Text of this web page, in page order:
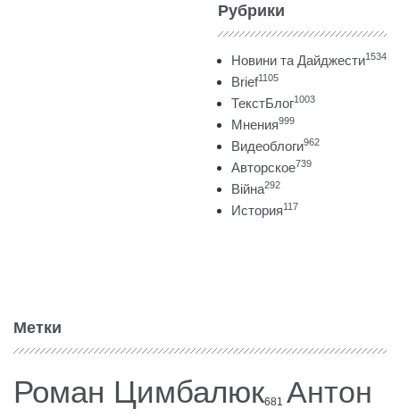
Рубрики
Новини та Дайджести1534
Brief1105
ТекстБлог1003
Мнения999
Видеоблоги962
Авторское739
Війна292
История117
Метки
Роман Цимбалюк681 Антон